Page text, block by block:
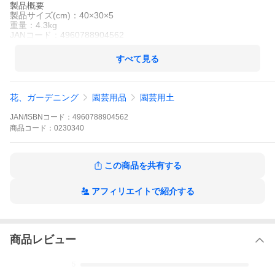
製品概要
製品サイズ(cm)：40×30×5
重量：4.3kg
JANコード：4960788904562
すべて見る
花、ガーデニング 園芸用品 園芸用土
JAN/ISBNコード： 4960788904562
商品 コード： 0230340
この商品を共有する
アフィリエイトで紹介する
商品レビュー